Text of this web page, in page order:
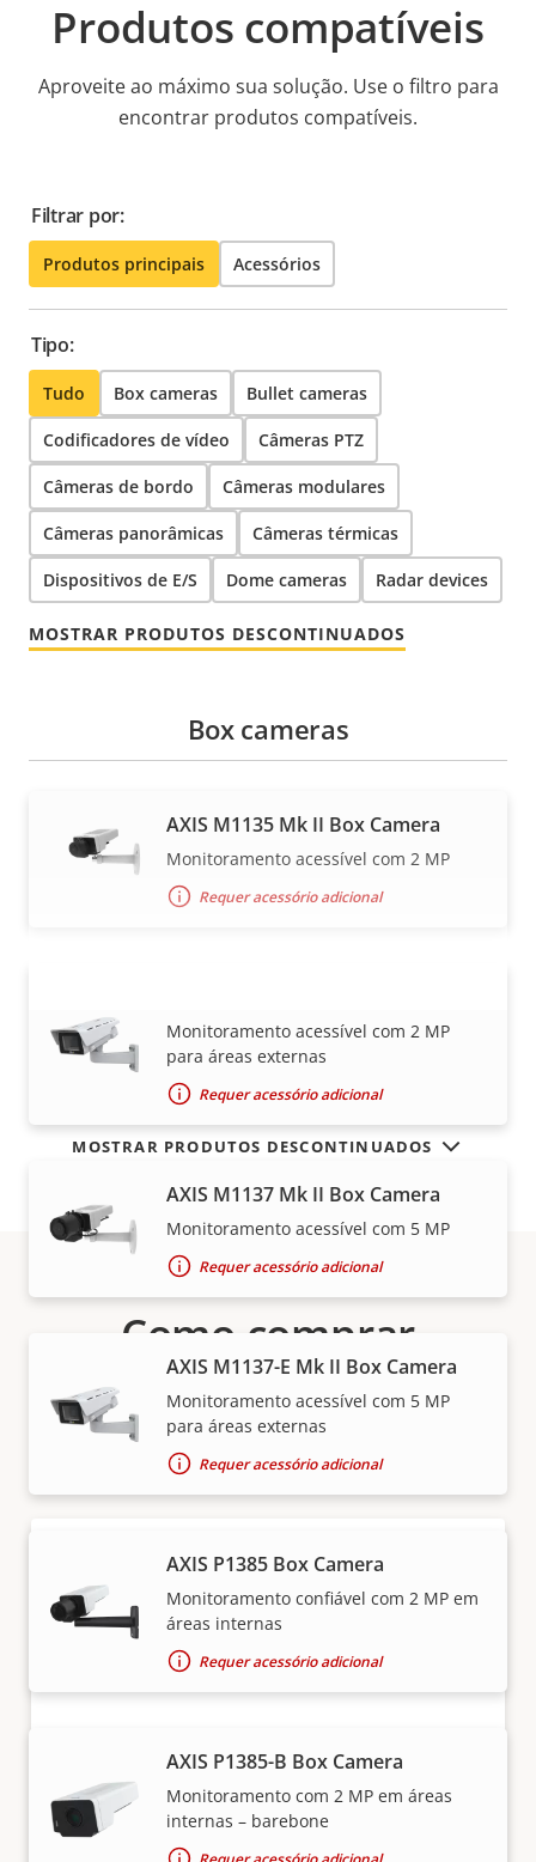
Produtos compatíveis
Aproveite ao máximo sua solução. Use o filtro para
encontrar produtos compatíveis.
Filtrar por:
Produtos principais Acessórios
Tipo:
Tudo Box cameras Bullet cameras
Codificadores de vídeo Câmeras PTZ
Câmeras de bordo Câmeras modulares
Câmeras panorâmicas Câmeras térmicas
Dispositivos de E/S Dome cameras Radar devices
MOSTRAR PRODUTOS DESCONTINUADOS
VER MAIS
Box cameras
AXIS M1135 Mk II Box Camera
Monitoramento acessível com 2 MP
Requer acessório adicional
Monitoramento acessível com 2 MP
para áreas externas
Requer acessório adicional
AXIS M1137 Mk II Box Camera
Monitoramento acessível com 5 MP
Requer acessório adicional
AXIS M1137-E Mk II Box Camera
Monitoramento acessível com 5 MP
para áreas externas
Requer acessório adicional
AXIS P1385 Box Camera
Monitoramento confiável com 2 MP em
áreas internas
Requer acessório adicional
AXIS P1385-B Box Camera
Monitoramento com 2 MP em áreas
internas – barebone
MOSTRAR PRODUTOS DESCONTINUADOS
Como comprar
As soluções e produtos individuais da Axis são
vendidos e instalados por nossos parceiros
confiáveis.
Encontre revendedores, integradores de
sistema e instaladores de produtos e sistemas
Axis.